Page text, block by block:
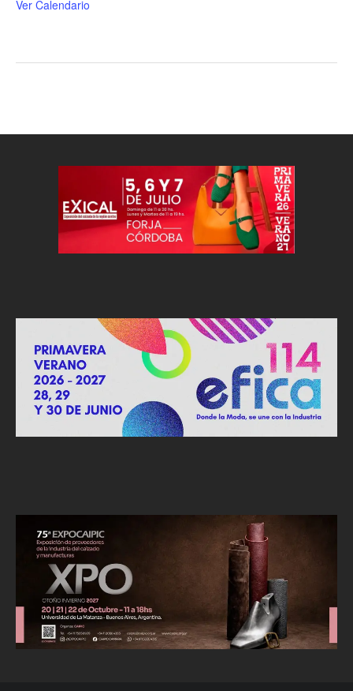
Ver Calendario